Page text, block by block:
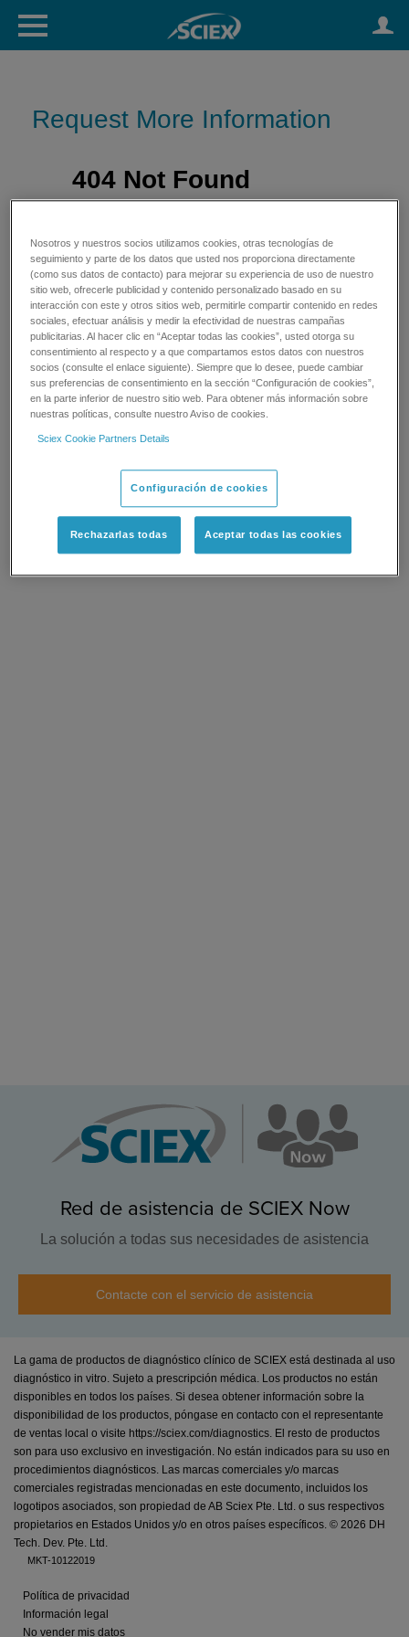
Request More Information
Red de asistencia de SCIEX Now
La solución a todas sus necesidades de asistencia
Contacte con el servicio de asistencia
La gama de productos de diagnóstico clínico de SCIEX está destinada al uso
diagnóstico in vitro. Sujeto a prescripción médica. Los productos no están
disponibles en todos los países. Si desea obtener información sobre la
disponibilidad de los productos, póngase en contacto con el representante
de ventas local o visite https://sciex.com/diagnostics. El resto de productos
son para uso exclusivo en investigación. No están indicados para su uso en
procedimientos diagnósticos. Las marcas comerciales y/o marcas
comerciales registradas mencionadas en este documento, incluidos los
logotipos asociados, son propiedad de AB Sciex Pte. Ltd. o sus respectivos
propietarios en Estados Unidos y/o en otros países específicos. © 2026 DH
Tech. Dev. Pte. Ltd.
MKT-10122019
Política de privacidad
Información legal
No vender mis datos
Nosotros y nuestros socios utilizamos cookies, otras tecnologías de
seguimiento y parte de los datos que usted nos proporciona directamente
(como sus datos de contacto) para mejorar su experiencia de uso de nuestro
sitio web, ofrecerle publicidad y contenido personalizado basado en su
interacción con este y otros sitios web, permitirle compartir contenido en redes
sociales, efectuar análisis y medir la efectividad de nuestras campañas
publicitarias. Al hacer clic en “Aceptar todas las cookies”, usted otorga su
consentimiento al respecto y a que compartamos estos datos con nuestros
socios (consulte el enlace siguiente). Siempre que lo desee, puede cambiar
sus preferencias de consentimiento en la sección “Configuración de cookies”,
en la parte inferior de nuestro sitio web. Para obtener más información sobre
nuestras políticas, consulte nuestro Aviso de cookies.
Sciex Cookie Partners Details
Configuración de cookies
Rechazarlas todas Aceptar todas las cookies